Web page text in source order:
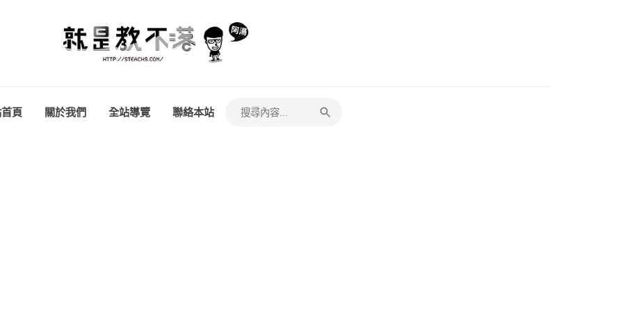
頁 關於我們 全站導覽 聯絡本站